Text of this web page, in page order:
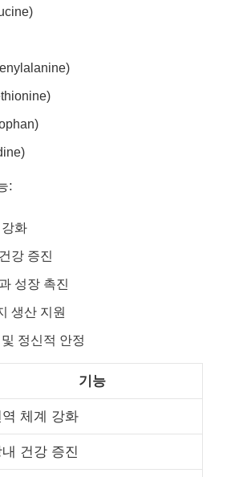
:
화
강 증진
성장 촉진
생산 지원
정신적 안정
기능
역 체계 강화
내 건강 증진